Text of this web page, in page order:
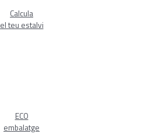
Calcula
el teu estalvi
ECO
embalatge